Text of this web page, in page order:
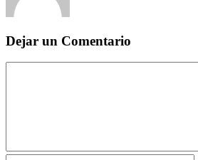
Dejar un Comentario